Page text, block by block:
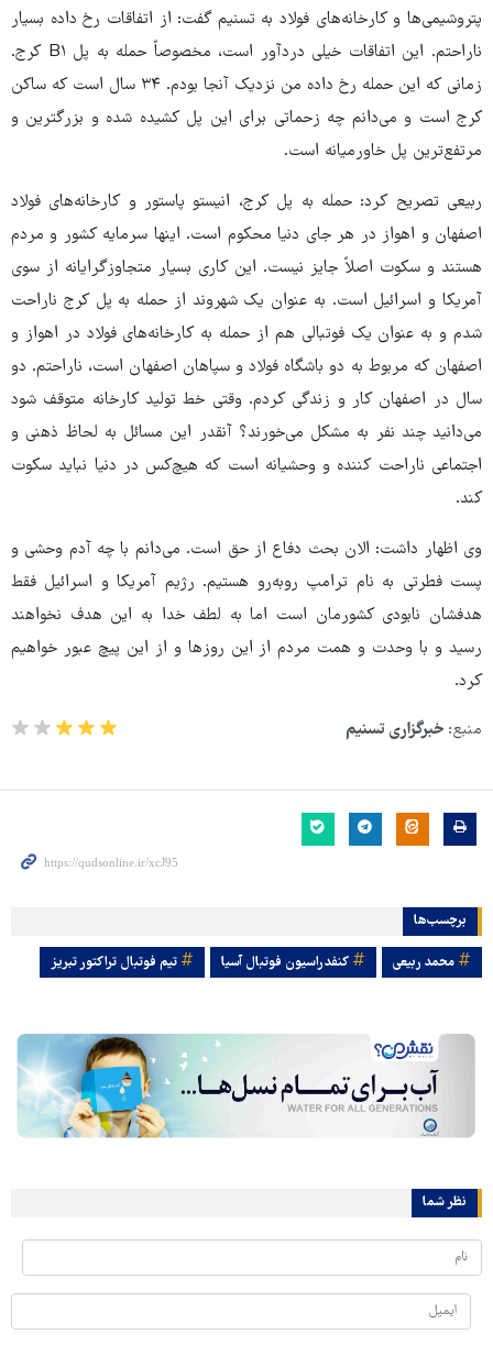
پتروشیمی‌ها و کارخانه‌های فولاد به تسنیم گفت: از اتفاقات رخ داده بسیار
ناراحتم. این اتفاقات خیلی دردآور است، مخصوصاً حمله به پل B۱ کرج.
زمانی که این حمله رخ داده من نزدیک آنجا بودم. ۳۴ سال است که ساکن
کرج است و می‌دانم چه زحماتی برای این پل کشیده شده و بزرگترین و
مرتفع‌ترین پل خاورمیانه است.
ربیعی تصریح کرد: حمله به پل کرج، انیستو پاستور و کارخانه‌های فولاد
اصفهان و اهواز در هر جای دنیا محکوم است. اینها سرمایه کشور و مردم
هستند و سکوت اصلاً جایز نیست. این کاری بسیار متجاوزگرایانه از سوی
آمریکا و اسرائیل است. به عنوان یک شهروند از حمله به پل کرج ناراحت
شدم و به عنوان یک فوتبالی هم از حمله به کارخانه‌های فولاد در اهواز و
اصفهان که مربوط به دو باشگاه فولاد و سپاهان اصفهان است، ناراحتم. دو
سال در اصفهان کار و زندگی کردم. وقتی خط تولید کارخانه متوقف شود
می‌دانید چند نفر به مشکل می‌خورند؟ آنقدر این مسائل به لحاظ ذهنی و
اجتماعی ناراحت کننده و وحشیانه است که هیچ‌کس در دنیا نباید سکوت
کند.
وی اظهار داشت: الان بحث دفاع از حق است. می‌دانم با چه آدم وحشی و
پست فطرتی به نام ترامپ روبه‌رو هستیم. رژیم آمریکا و اسرائیل فقط
هدفشان نابودی کشورمان است اما به لطف خدا به این هدف نخواهند
رسید و با وحدت و همت مردم از این روزها و از این پیچ عبور خواهیم
کرد.
منبع: خبرگزاری تسنیم
برچسب‌ها
محمد ربیعی کنفدراسیون فوتبال آسیا تیم فوتبال تراکتور تبریز
نظر شما